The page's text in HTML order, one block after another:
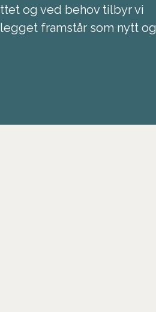
og ved behov tilbyr vi
framstår som nytt og